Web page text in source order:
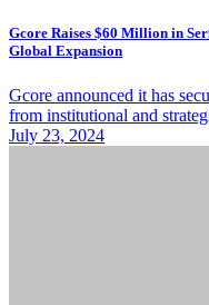
Gcore Raises $60 Million in
Global Expansion
Gcore announced it has
from institutional and
July 23, 2024